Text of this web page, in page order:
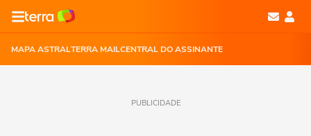
MAPA ASTRALTERRA MAILCENTRAL DO ASSINANTE
PUBLICIDADE